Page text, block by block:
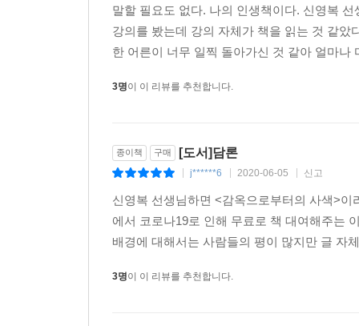
서로를 배려할 필요가 없다. 이러한 무관심과 냉
도시는 자본주의가 현실적으로 존재하는 실존적
선생은 맹자의 이 예화와 함께 자신이 직접 겪은
전철이 신도림역에 도착하자 그 사람이 일어섰
안에서 3년쯤 먹고 자고 같이 생활한다면 그 사
만남이 단절된 사회에서 살고 있다.
『한비자』: 불법행위자와 범죄인의 차이
『한비자』에서는 신발을 사러 장에 간 차치리
문제를 풀려고 할 때, 우선 그 현실을 대면하려
말할 필요도 없다. 나의 인생책이다. 신영복
강의를 봤는데 강의 자체가 책을 읽는 것 같
한 어른이 너무 일찍 돌아가신 것 같아 얼마
3명이 이 리뷰를 추천합니다.
종이책 구매 [도서]담론
j******6 2020-06-05 신고
신영복 선생님하면 <감옥으로부터의 사색>
에서 코로나19로 인해 무료로 책 대여해주는
배경에 대해서는 사람들의 평이 많지만 글 자
3명이 이 리뷰를 추천합니다.